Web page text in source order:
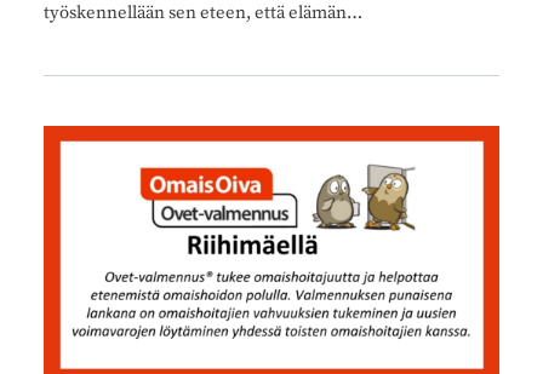
työskennellään sen eteen, että elämän…